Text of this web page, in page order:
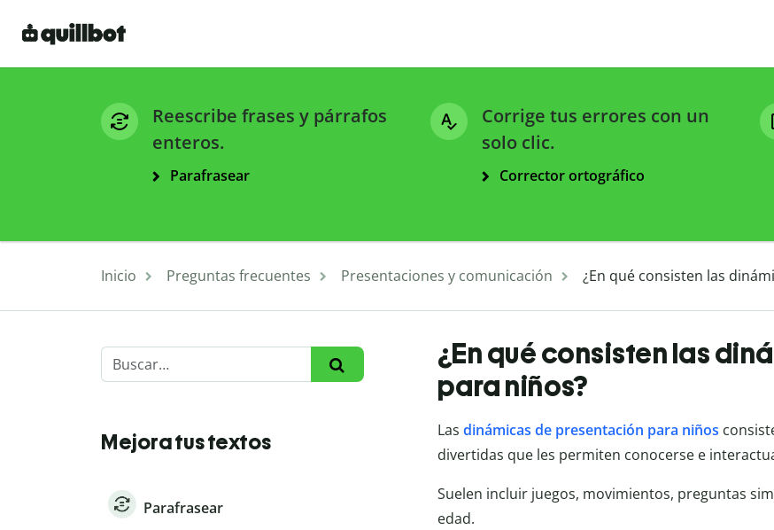
Reescribe frases y párrafos
enteros.
Parafrasear
Corrige tus errores con un
solo clic.
Corrector ortográfico
Inicio Preguntas frecuentes Presentaciones y comunicación ¿En qué consisten las
Mejora tus textos
Parafrasear
¿En qué consisten las
para niños?
Las dinámicas de presentación para niños
divertidas que les permiten conocerse e
Suelen incluir juegos, movimientos, preguntas
edad.